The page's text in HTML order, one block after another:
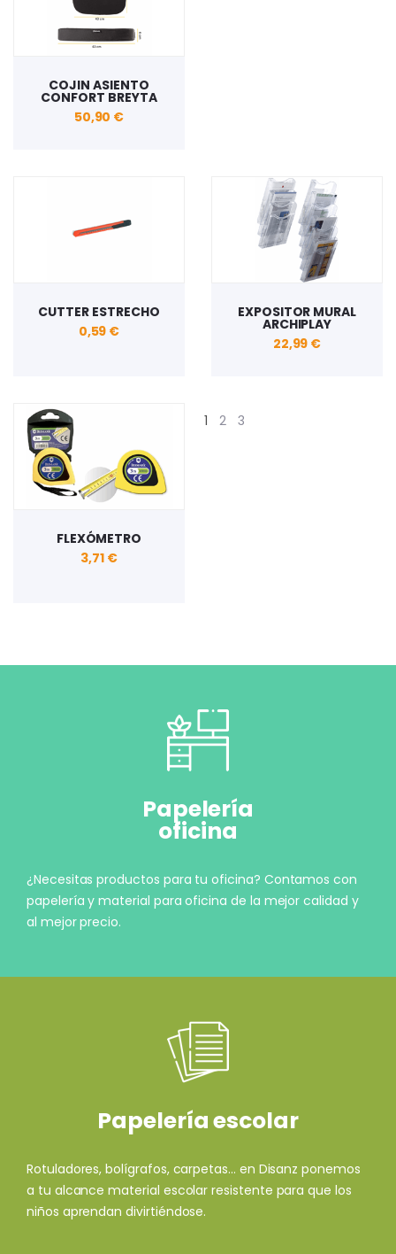
COJIN ASIENTO
CONFORT BREYTA
50,90 €
CUTTER ESTRECHO
0,59 €
EXPOSITOR MURAL
ARCHIPLAY
22,99 €
FLEXÓMETRO
3,71 €
1 2 3
Papelería
oficina
¿Necesitas productos para tu oficina? Contamos con
papelería y material para oficina de la mejor calidad y
al mejor precio.
Papelería escolar
Rotuladores, bolígrafos, carpetas... en Disanz ponemos
a tu alcance material escolar resistente para que los
niños aprendan divirtiéndose.